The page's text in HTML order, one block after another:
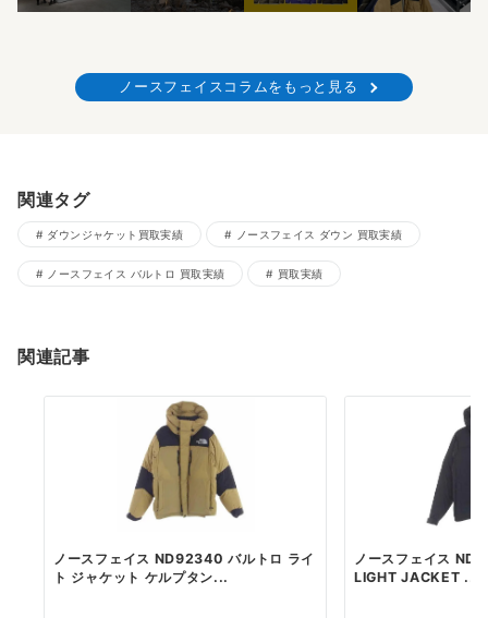
ノースフェイスコラムをもっと見る
関連タグ
ダウンジャケット買取実績 ノースフェイス ダウン 買取実績
ノースフェイス バルトロ 買取実績 買取実績
関連記事
ノースフェイス ND92340 バルトロ ライ
ト ジャケット ケルプタン...
ノースフェイス
LIGHT JACKET ...